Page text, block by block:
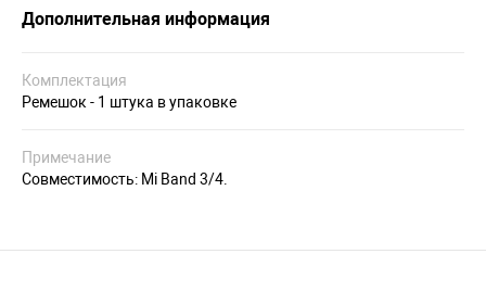
Дополнительная информация
Комплектация
Ремешок - 1 штука в упаковке
Примечание
Совместимость: Mi Band 3/4.